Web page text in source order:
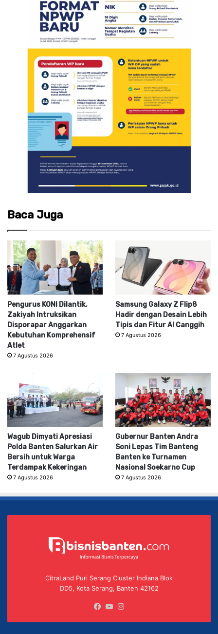
Baca Juga
Pengurus KONI Dilantik,
Zakiyah Intruksikan
Disporapar Anggarkan
Kebutuhan Komprehensif
Atlet
7 Agustus 2026
Samsung Galaxy Z Flip8
Hadir dengan Desain Lebih
Tipis dan Fitur AI Canggih
7 Agustus 2026
Wagub Dimyati Apresiasi
Polda Banten Salurkan Air
Bersih untuk Warga
Terdampak Kekeringan
7 Agustus 2026
Gubernur Banten Andra
Soni Lepas Tim Banteng
Banten ke Turnamen
Nasional Soekarno Cup
7 Agustus 2026
CitraLand Puri Serang Cluster Indiana Blok
DD5, Kota Serang, Banten 42162
Facebook
YouTube